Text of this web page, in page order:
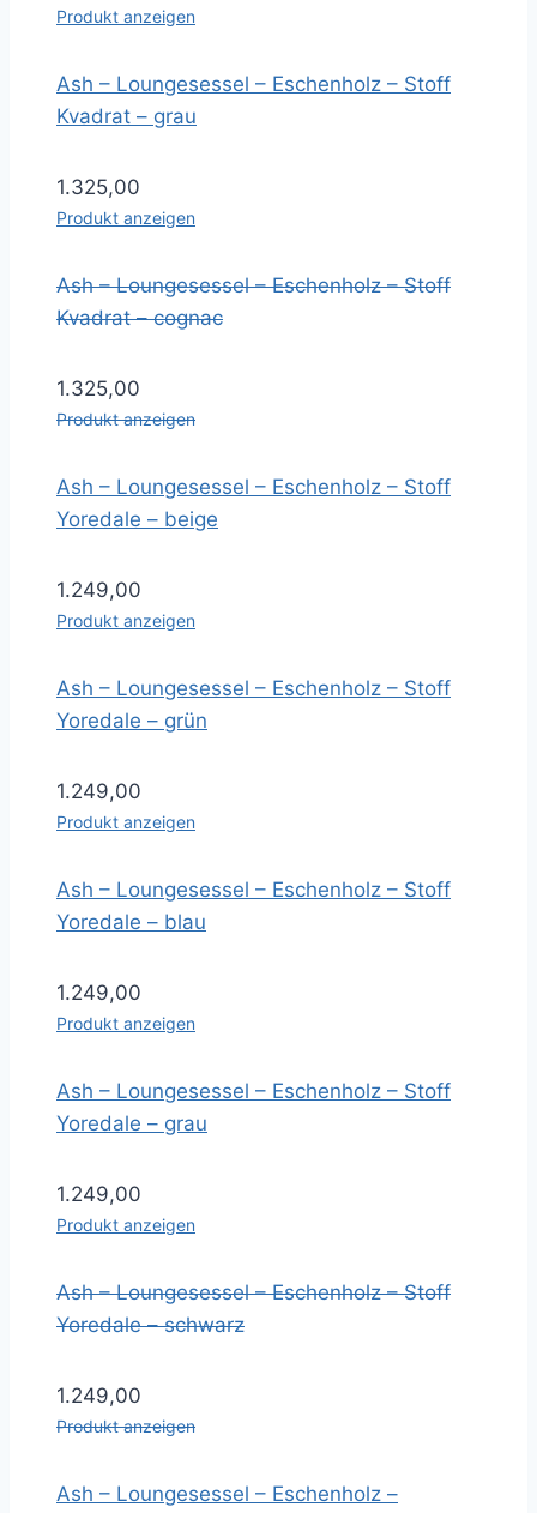
Produkt anzeigen
Ash – Loungesessel – Eschenholz – Stoff
Kvadrat – grau
1.325,00
Produkt anzeigen
Ash – Loungesessel – Eschenholz – Stoff
Kvadrat – cognac
1.325,00
Produkt anzeigen
Ash – Loungesessel – Eschenholz – Stoff
Yoredale – beige
1.249,00
Produkt anzeigen
Ash – Loungesessel – Eschenholz – Stoff
Yoredale – grün
1.249,00
Produkt anzeigen
Ash – Loungesessel – Eschenholz – Stoff
Yoredale – blau
1.249,00
Produkt anzeigen
Ash – Loungesessel – Eschenholz – Stoff
Yoredale – grau
1.249,00
Produkt anzeigen
Ash – Loungesessel – Eschenholz – Stoff
Yoredale – schwarz
1.249,00
Produkt anzeigen
Ash – Loungesessel – Eschenholz –